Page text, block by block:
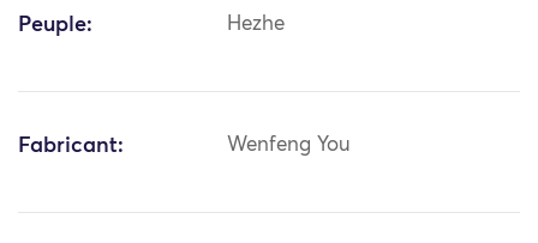
Peuple: Hezhe
Fabricant: Wenfeng You